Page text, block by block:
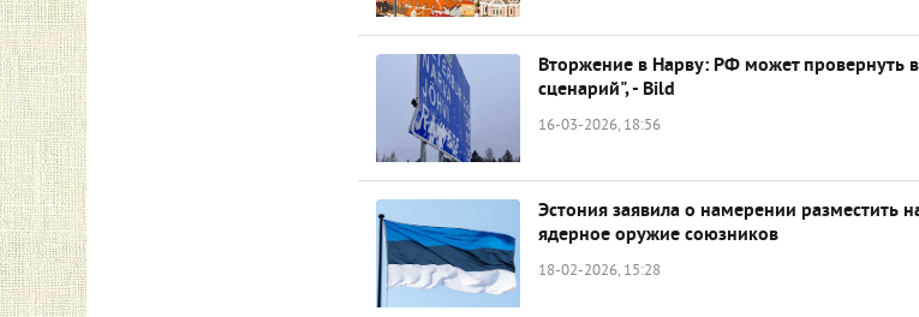
Вторжение в Нарву: РФ может провернуть
сценарий", - Bild
16-03-2026, 18:56
Эстония заявила о намерении разместить
ядерное оружие союзников
18-02-2026, 15:28